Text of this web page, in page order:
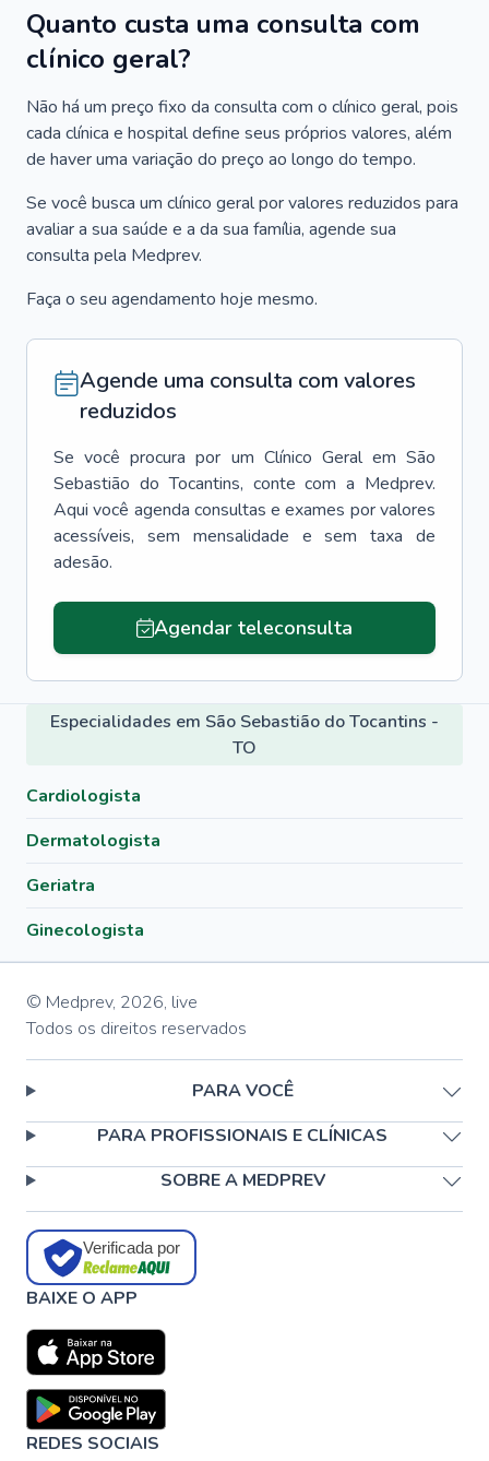
Quanto custa uma consulta com
clínico geral?
Não há um preço fixo da consulta com o clínico geral, pois
cada clínica e hospital define seus próprios valores, além
de haver uma variação do preço ao longo do tempo.
Se você busca um clínico geral por valores reduzidos para
avaliar a sua saúde e a da sua família, agende sua
consulta pela Medprev.
Faça o seu agendamento hoje mesmo.
Agende uma consulta com valores
reduzidos
Se você procura por um Clínico Geral em São
Sebastião do Tocantins, conte com a Medprev.
Aqui você agenda consultas e exames por valores
acessíveis, sem mensalidade e sem taxa de
adesão.
Agendar teleconsulta
Especialidades em São Sebastião do Tocantins -
TO
Cardiologista
Dermatologista
Geriatra
Ginecologista
© Medprev, 2026, live
Todos os direitos reservados
PARA VOCÊ
PARA PROFISSIONAIS E CLÍNICAS
SOBRE A MEDPREV
Verificada por
BAIXE O APP
REDES SOCIAIS